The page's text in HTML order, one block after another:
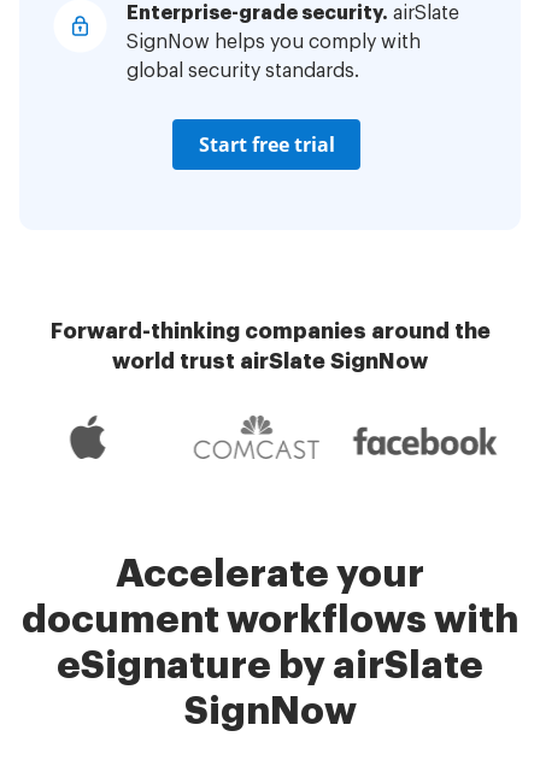
Enterprise-grade security. airSlate
SignNow helps you comply with
global security standards.
Start free trial
Forward-thinking companies around the
world trust airSlate SignNow
Accelerate your
document workflows with
eSignature by airSlate
SignNow